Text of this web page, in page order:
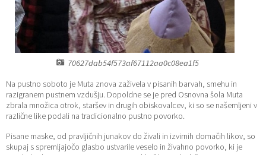
70627dab54f573af67112aa0c08ea1f5
Na pustno soboto je Muta znova zaživela v pisanih barvah, smehu in
razigranem pustnem vzdušju. Dopoldne se je pred Osnovna šola Muta
zbrala množica otrok, staršev in drugih obiskovalcev, ki so se našemljeni v
različne like podali na tradicionalno pustno povorko.
Pisane maske, od pravljičnih junakov do živali in izvirnih domačih likov, so
skupaj s spremljajočo glasbo ustvarile veselo in živahno povorko, ki je